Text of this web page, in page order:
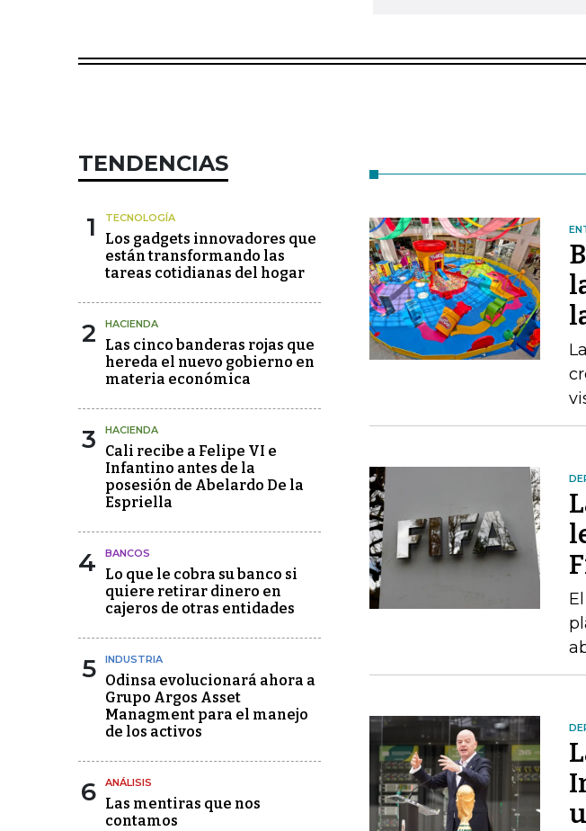
TENDENCIAS
1 TECNOLOGÍA
Los gadgets innovadores que
están transformando las
tareas cotidianas del hogar
2 HACIENDA
Las cinco banderas rojas que
hereda el nuevo gobierno en
materia económica
3 HACIENDA
Cali recibe a Felipe VI e
Infantino antes de la
posesión de Abelardo De la
Espriella
4 BANCOS
Lo que le cobra su banco si
quiere retirar dinero en
cajeros de otras entidades
5 INDUSTRIA
Odinsa evolucionará ahora a
Grupo Argos Asset
Managment para el manejo
de los activos
6 ANÁLISIS
Las mentiras que nos
contamos